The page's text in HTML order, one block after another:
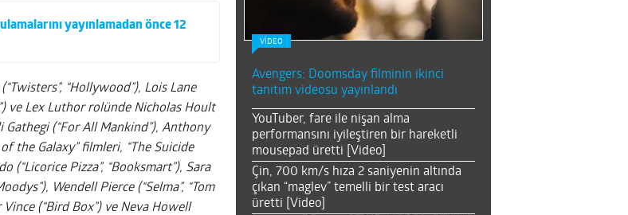
yayınlamadan önce 12
“Hollywood”), Lois Lane
ve Lex Luthor rolünde Nicholas Hoult
Gathegi (“For All Mankind”), Anthony
the Galaxy” filmleri, “The Suicide
(“Licorice Pizza”, “Booksmart”), Sara
Wendell Pierce (“Selma”, “Tom
Vince (“Bird Box”) ve Neva Howell
VİDEO
Avengers: Doomsday filminin ikinci
tanıtım videosu yayınlandı
YouTuber, fare ile nişan alma
performansını iyileştiren bir hareketli
mousepad üretti [Video]
Çin, 700 km/s hıza 2 saniyenin altında
çıkan “maglev” temelli bir test aracı
üretti [Video]